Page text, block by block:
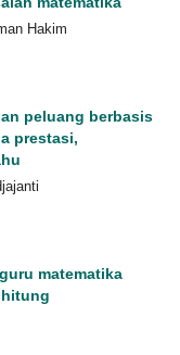
Hakim
peluang berbasis
prestasi,
matematika
hitung